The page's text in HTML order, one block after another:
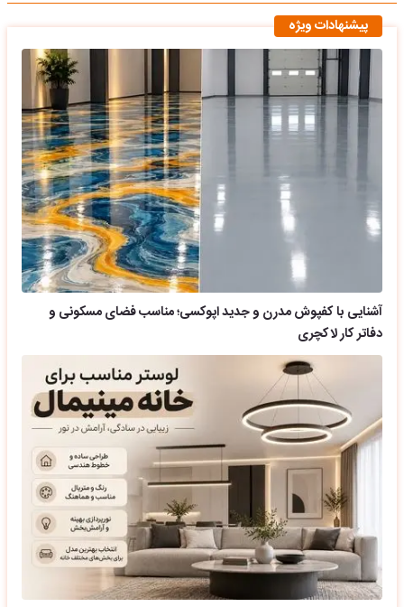
پیشنهادات ویژه
آشنایی با کفپوش مدرن و جدید اپوکسی؛ مناسب فضای مسکونی و
دفاتر کار لاکچری